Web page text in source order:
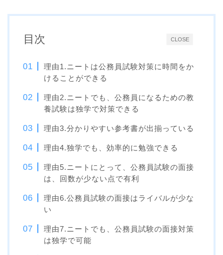
CLOSE
目次
理由1.ニートは公務員試験対策に時間をか
けることができる
理由2.ニートでも、公務員になるための教
養試験は独学で対策できる
理由3.分かりやすい参考書が出揃っている
理由4.独学でも、効率的に勉強できる
理由5.ニートにとって、公務員試験の面接
は、回数が少ない点で有利
理由6.公務員試験の面接はライバルが少な
い
理由7.ニートでも、公務員試験の面接対策
は独学で可能